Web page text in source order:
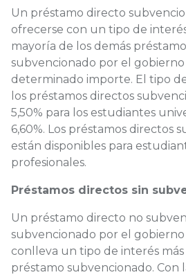
Un préstamo directo
ofrecerse con un tipo de
mayoría de los demás
subvencionado por el
determinado importe. El tipo
los préstamos directos
5,50% para los estudiantes
6,60%. Los préstamos directos
están disponibles para
profesionales.
Préstamos directos sin
Un préstamo directo no
subvencionado por el
conlleva un tipo de interés
préstamo subvencionado. Con